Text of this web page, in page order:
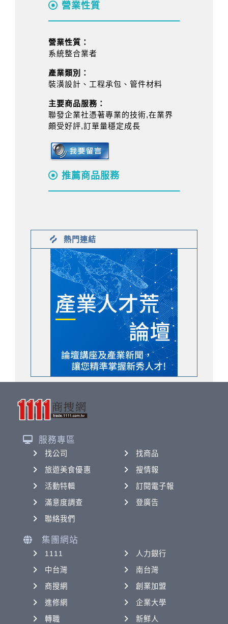
營業性質
營業性質：
系統整合業者
產業類別：
裝潢設計、工程承包、管件材料
主要商品服務：
聯發企業社憑著專業的技術,在業界
頗受好評,訂單量穩定成長
推薦商品服務
熱門連結
服務專區
找公司
找商品
旅遊美食優惠
搜情報
活動特輯
訂閱電子報
滿意度調查
登廣告
聯絡我們
集團網站
1111
人力銀行
中台灣
南台灣
商搜網
創業加盟
進修網
企業大學
轉職
新鮮人